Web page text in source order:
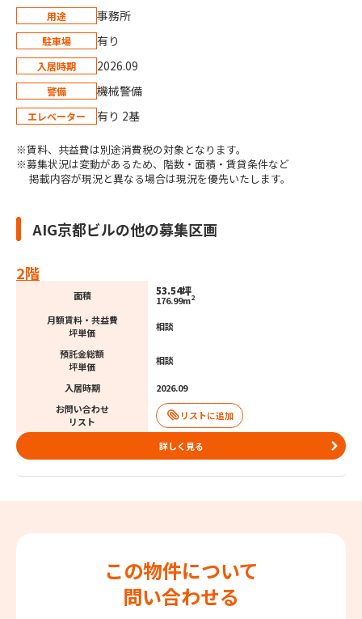
用途 事務所
駐車場 有り
入居時期 2026.09
警備 機械警備
エレベーター 有り 2基
※賃料、共益費は別途消費税の対象となります。
※募集状況は変動があるため、階数・面積・賃貸条件など
掲載内容が現況と異なる場合は現況を優先いたします。
AIG京都ビルの他の募集区画
2階
面積 53.54坪
176.99m2
月額賃料・共益費
坪単価
相談
預託金総額
坪単価
相談
入居時期
2026.09
お問い合わせ
リスト
詳しく見る
この物件について
問い合わせる